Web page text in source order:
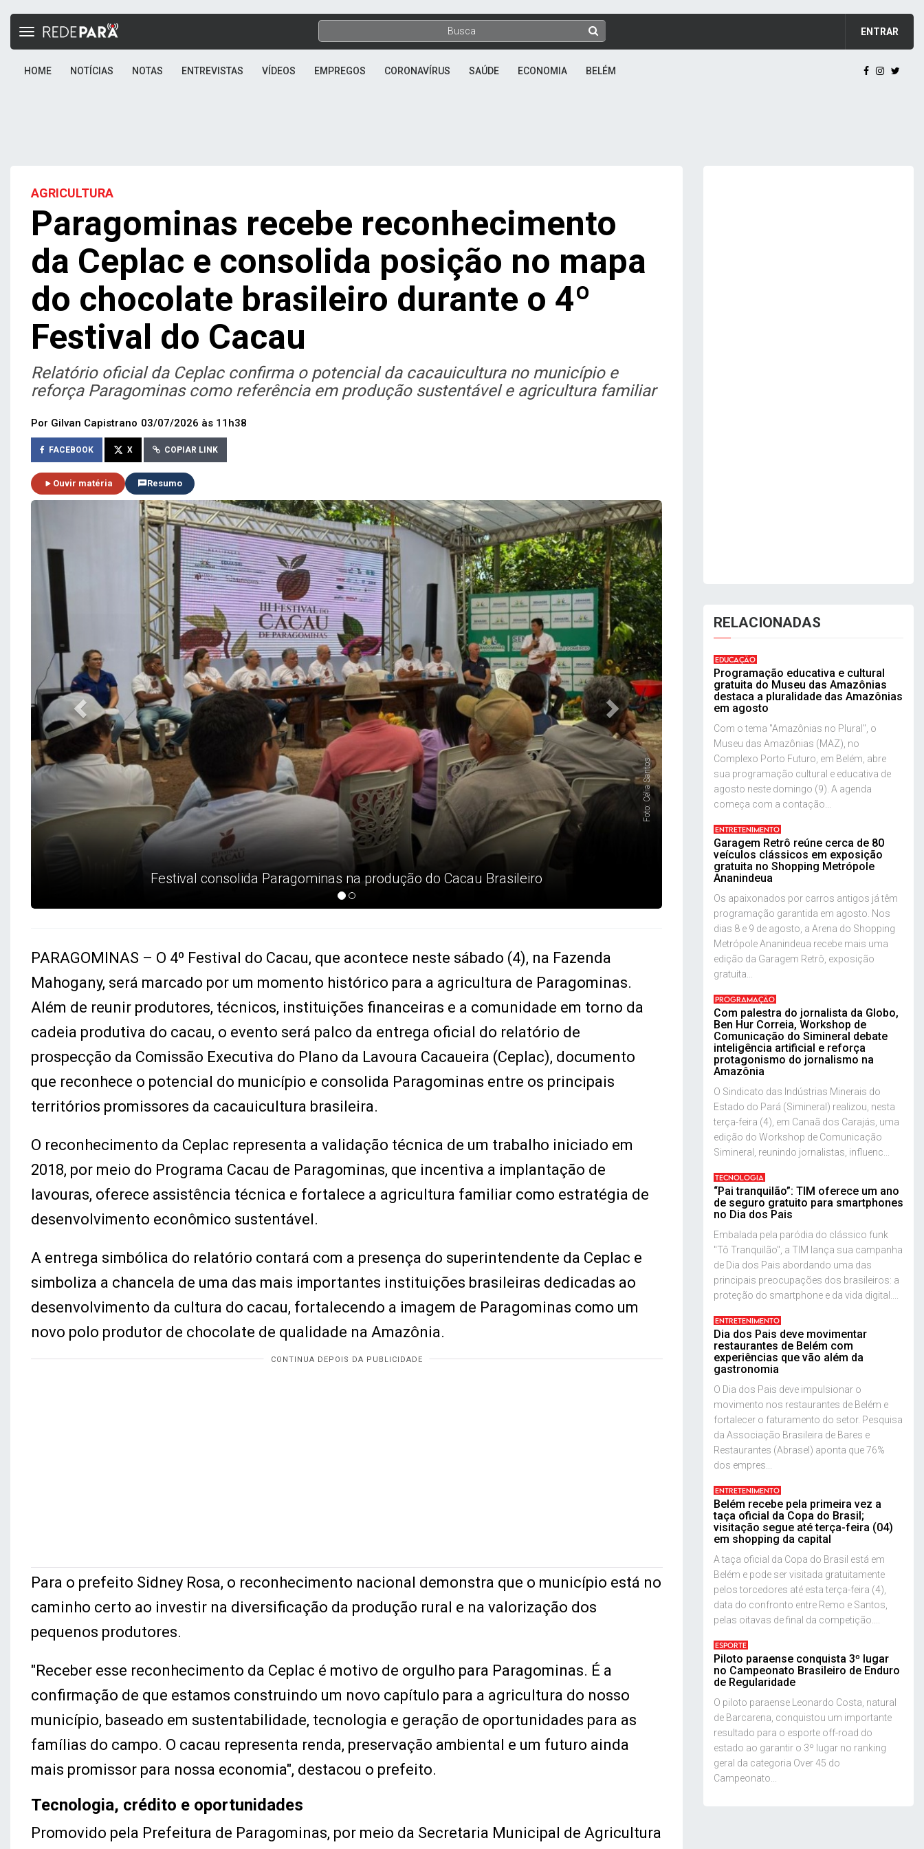
ENTRAR
Toggle
HOME NOTÍCIAS NOTAS ENTREVISTAS VÍDEOS EMPREGOS CORONAVÍRUS SAÚDE ECONOMIA BELÉM
AGRICULTURA
Paragominas recebe reconhecimento
da Ceplac e consolida posição no mapa
do chocolate brasileiro durante o 4º
Festival do Cacau
Relatório oficial da Ceplac confirma o potencial da cacauicultura no município e
reforça Paragominas como referência em produção sustentável e agricultura familiar
Por Gilvan Capistrano 03/07/2026 às 11h38
FACEBOOK X COPIAR LINK
Ouvir matéria Resumo
Festival consolida Paragominas na produção do Cacau Brasileiro
Foto: Célia Santos
Next
PARAGOMINAS – O 4º Festival do Cacau, que acontece neste sábado (4), na Fazenda
Mahogany, será marcado por um momento histórico para a agricultura de Paragominas.
Além de reunir produtores, técnicos, instituições financeiras e a comunidade em torno da
cadeia produtiva do cacau, o evento será palco da entrega oficial do relatório de
prospecção da Comissão Executiva do Plano da Lavoura Cacaueira (Ceplac), documento
que reconhece o potencial do município e consolida Paragominas entre os principais
territórios promissores da cacauicultura brasileira.
O reconhecimento da Ceplac representa a validação técnica de um trabalho iniciado em
2018, por meio do Programa Cacau de Paragominas, que incentiva a implantação de
lavouras, oferece assistência técnica e fortalece a agricultura familiar como estratégia de
desenvolvimento econômico sustentável.
A entrega simbólica do relatório contará com a presença do superintendente da Ceplac e
simboliza a chancela de uma das mais importantes instituições brasileiras dedicadas ao
desenvolvimento da cultura do cacau, fortalecendo a imagem de Paragominas como um
novo polo produtor de chocolate de qualidade na Amazônia.
Para o prefeito Sidney Rosa, o reconhecimento nacional demonstra que o município está no
caminho certo ao investir na diversificação da produção rural e na valorização dos
pequenos produtores.
"Receber esse reconhecimento da Ceplac é motivo de orgulho para Paragominas. É a
confirmação de que estamos construindo um novo capítulo para a agricultura do nosso
município, baseado em sustentabilidade, tecnologia e geração de oportunidades para as
famílias do campo. O cacau representa renda, preservação ambiental e um futuro ainda
mais promissor para nossa economia", destacou o prefeito.
Tecnologia, crédito e oportunidades
Promovido pela Prefeitura de Paragominas, por meio da Secretaria Municipal de Agricultura
RELACIONADAS
EDUCAÇÃO
Programação educativa e cultural
gratuita do Museu das Amazônias
destaca a pluralidade das Amazônias
em agosto
Com o tema "Amazônias no Plural", o
Museu das Amazônias (MAZ), no
Complexo Porto Futuro, em Belém, abre
sua programação cultural e educativa de
agosto neste domingo (9). A agenda
começa com a contação...
ENTRETENIMENTO
Garagem Retrô reúne cerca de 80
veículos clássicos em exposição
gratuita no Shopping Metrópole
Ananindeua
Os apaixonados por carros antigos já têm
programação garantida em agosto. Nos
dias 8 e 9 de agosto, a Arena do Shopping
Metrópole Ananindeua recebe mais uma
edição da Garagem Retrô, exposição
gratuita...
PROGRAMAÇÃO
Com palestra do jornalista da Globo,
Ben Hur Correia, Workshop de
Comunicação do Simineral debate
inteligência artificial e reforça
protagonismo do jornalismo na
Amazônia
O Sindicato das Indústrias Minerais do
Estado do Pará (Simineral) realizou, nesta
terça-feira (4), em Canaã dos Carajás, uma
edição do Workshop de Comunicação
Simineral, reunindo jornalistas, influenc...
TECNOLOGIA
“Pai tranquilão”: TIM oferece um ano
de seguro gratuito para smartphones
no Dia dos Pais
Embalada pela paródia do clássico funk
"Tô Tranquilão", a TIM lança sua campanha
de Dia dos Pais abordando uma das
principais preocupações dos brasileiros: a
proteção do smartphone e da vida digital....
ENTRETENIMENTO
Dia dos Pais deve movimentar
restaurantes de Belém com
experiências que vão além da
gastronomia
O Dia dos Pais deve impulsionar o
movimento nos restaurantes de Belém e
fortalecer o faturamento do setor. Pesquisa
da Associação Brasileira de Bares e
Restaurantes (Abrasel) aponta que 76%
dos empres...
ENTRETENIMENTO
Belém recebe pela primeira vez a
taça oficial da Copa do Brasil;
visitação segue até terça-feira (04)
em shopping da capital
A taça oficial da Copa do Brasil está em
Belém e pode ser visitada gratuitamente
pelos torcedores até esta terça-feira (4),
data do confronto entre Remo e Santos,
pelas oitavas de final da competição....
ESPORTE
Piloto paraense conquista 3º lugar
no Campeonato Brasileiro de Enduro
de Regularidade
O piloto paraense Leonardo Costa, natural
de Barcarena, conquistou um importante
resultado para o esporte off-road do
estado ao garantir o 3º lugar no ranking
geral da categoria Over 45 do
Campeonato...